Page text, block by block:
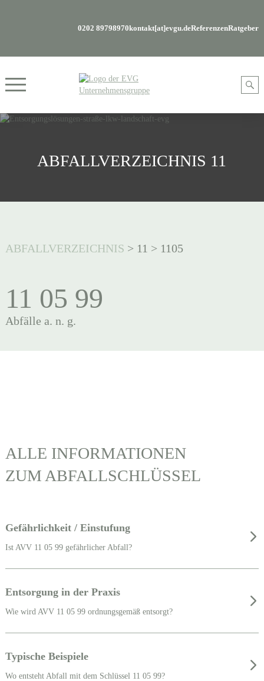
0202 89798970kontakt[at]evgu.deReferenzenRatgeber
ABFALLVERZEICHNIS 11
ABFALLVERZEICHNIS > 11 > 1105
11 05 99
Abfälle a. n. g.
ALLE INFORMATIONEN
ZUM ABFALLSCHLÜSSEL
Gefährlichkeit / Einstufung
Ist AVV 11 05 99 gefährlicher Abfall?
Entsorgung in der Praxis
Wie wird AVV 11 05 99 ordnungsgemäß entsorgt?
Typische Beispiele
Wo entsteht Abfall mit dem Schlüssel 11 05 99?